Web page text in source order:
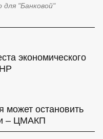
для "Банковой"
экономического
может остановить
– ЦМАКП